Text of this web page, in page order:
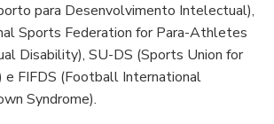
para Desenvolvimento Intelectual),
Sports Federation for Para-Athletes
Disability), SU-DS (Sports Union for
e FIFDS (Football International
Syndrome).